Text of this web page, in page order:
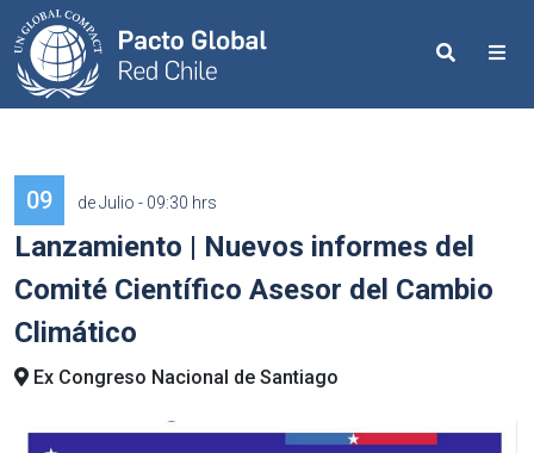
Search
09 de Julio - 09:30 hrs
Lanzamiento | Nuevos informes del
Comité Científico Asesor del Cambio
Climático
Ex Congreso Nacional de Santiago